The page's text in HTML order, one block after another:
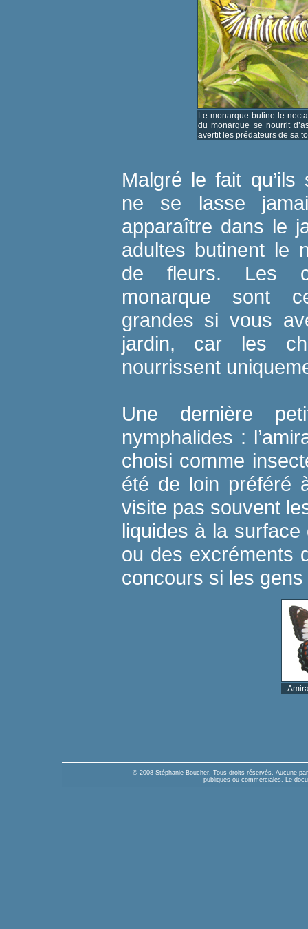
Le monarque butine le
du monarque se nourrit
avertit les prédateurs de sa
Malgré le fait
ne se lasse
apparaître dans le
adultes butinent le
de fleurs. Les
monarque sont
grandes si vous
jardin, car les
nourrissent
Une dernière
nymphalides :
choisi comme
été de loin préféré
visite pas souvent
liquides à la
ou des excréments
concours si les
© 2008 Stéphanie Boucher. Tous droits réservés. Aucune
publiques ou commerciales. Le